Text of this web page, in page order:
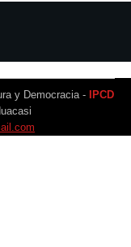
y Democracia -
IPCD